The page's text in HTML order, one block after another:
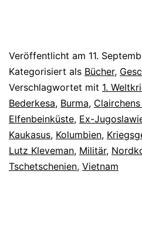
Veröffentlicht am 11.
Kategorisiert als Bücher,
Verschlagwortet mit 1.
Bederkesa, Burma,
Elfenbeinküste, Ex-
Kaukasus, Kolumbien,
Lutz Kleveman, Militär,
Tschetschenien, Vietnam